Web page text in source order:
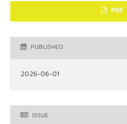
PDF
PUBLISHED
2026-06-01
ISSUE